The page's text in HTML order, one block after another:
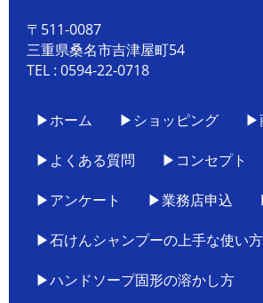
〒511-0087
三重県桑名市吉津屋町54
TEL : 0594-22-0718
▶ホーム ▶ショッピング ▶
▶よくある質問 ▶コンセプト
▶アンケート ▶業務店申込
▶石けんシャンプーの上手な使い方
▶ハンドソープ固形の溶かし方